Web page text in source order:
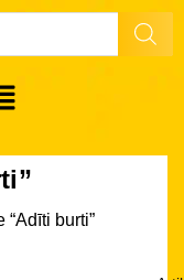
“Adīti burti”